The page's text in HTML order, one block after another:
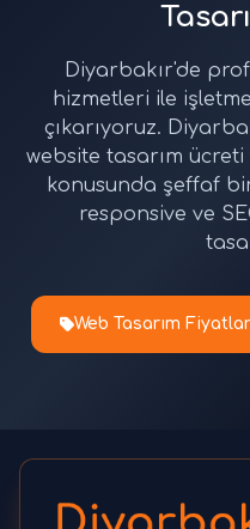
Diyarbakır'de
hizmetleri ile
çıkarıyoruz.
website tasarım ücreti
konusunda şeffaf
responsive ve
Web Tasarım